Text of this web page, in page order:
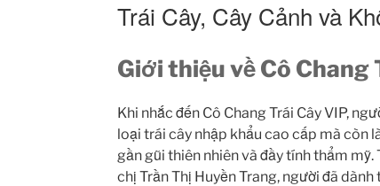
Trái Cây, Cây Cảnh và
Giới thiệu về Cô Chang
Khi nhắc đến Cô Chang Trái Cây VIP,
loại trái cây nhập khẩu cao cấp mà còn
gần gũi thiên nhiên và đầy tính thẩm
chị Trần Thị Huyền Trang, người đã